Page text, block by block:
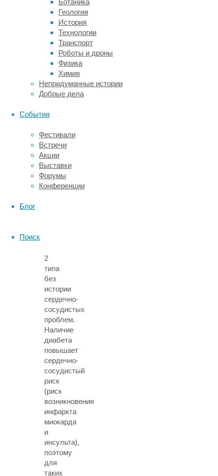
Ботаника
Геология
История
Технологии
Транспорт
Роботы и дроны
Физика
Химия
Непридуманные истории
Добрые дела
События
Фестивали
Встречи
Акции
Выставки
Форумы
Конференции
Блог
Поиск
его
принимать».
Результаты
исследования
ASCEND
были
опубликованы
в
New
Journal
Medicine.
Ученые
случайным
образом
отобрали
15
2
типа
без
истории
сердечно-
сосудистых
проблем.
Наличие
диабета
повышает
сердечно-
сосудистый
риск
(риск
возникновения
инфаркта
миокарда
и
инсульта),
поэтому
для
таких